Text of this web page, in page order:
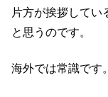
片方が挨拶してい
と思うのです。
海外では常識です